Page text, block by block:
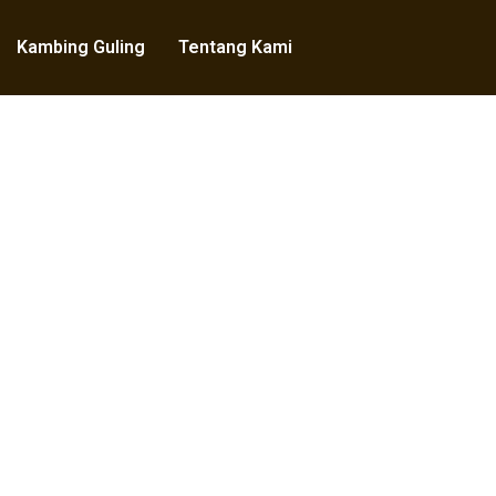
Kambing Guling Tentang Kami
Paket Dan Menu